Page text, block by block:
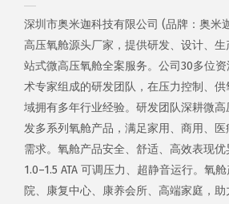
深圳市奥米迦科技有限公司 (品牌：奥米
高压氧舱源头厂家，提供研发、设计、
站式微高压氧舱全案服务。公司30多位
术专家组成的研发团队，在压力控制、
域拥有多年行业经验。研发团队深耕微
发多系列氧舱产品，满足家用、商用、
需求。氧舱产品安全、舒适、高效表现优
1.0–1.5 ATA 可调压力、超静音运行。氧
院、康复中心、康养会所、高端家庭，